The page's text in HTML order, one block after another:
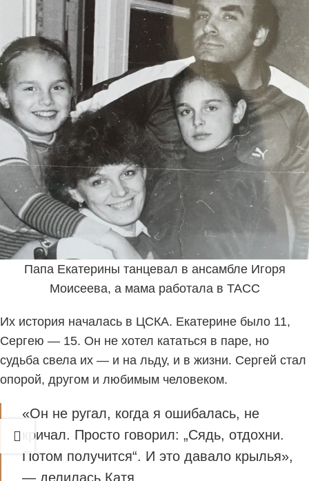
Папа Екатерины танцевал в ансамбле Игоря
Моисеева, а мама работала в ТАСС
Их история началась в ЦСКА. Екатерине было 11,
Сергею — 15. Он не хотел кататься в паре, но
судьба свела их — и на льду, и в жизни. Сергей стал
опорой, другом и любимым человеком.
«Он не ругал, когда я ошибалась, не
кричал. Просто говорил: „Сядь, отдохни.
Потом получится“. И это давало крылья»,
— делилась Катя.